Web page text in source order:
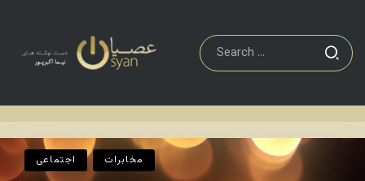
اجتماعی مخابرات